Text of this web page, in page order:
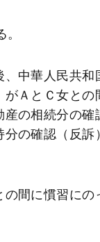
中華人民共和
ＡとＣ女との
産の相続分の確
の確認（反訴）
間に慣習にの